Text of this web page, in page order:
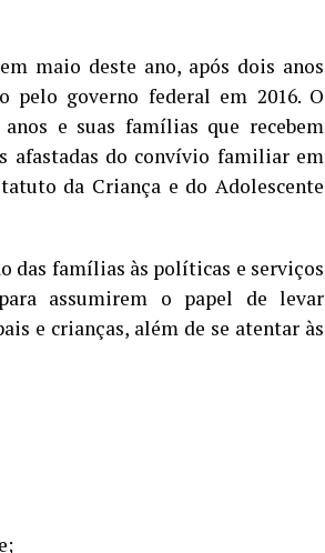
maio deste ano, após dois anos
pelo governo federal em 2016. O
e suas famílias que recebem
afastadas do convívio familiar em
da Criança e do Adolescente
das famílias às políticas e serviços
assumirem o papel de levar
e crianças, além de se atentar às